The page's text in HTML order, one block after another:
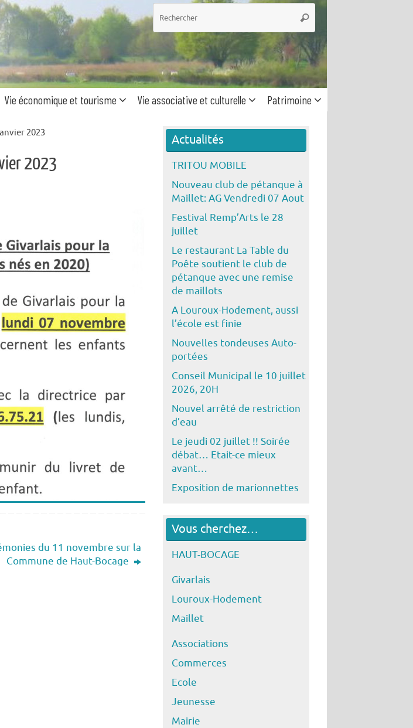
Recherche
pour
Rechercher
Vie économique et tourisme Vie associative et culturelle Patrimoine
2023
2023
du 11 novembre sur la
Commune de Haut-Bocage
Actualités
TRITOU MOBILE
Nouveau club de pétanque à
Maillet: AG Vendredi 07 Aout
Festival Remp’Arts le 28
juillet
Le restaurant La Table du
Poête soutient le club de
pétanque avec une remise
de maillots
A Louroux-Hodement, aussi
l’école est finie
Nouvelles tondeuses Auto-
portées
Conseil Municipal le 10 juillet
2026, 20H
Nouvel arrêté de restriction
d’eau
Le jeudi 02 juillet !! Soirée
débat… Etait-ce mieux
avant…
Exposition de marionnettes
Vous cherchez…
HAUT-BOCAGE
Givarlais
Louroux-Hodement
Maillet
Associations
Commerces
Ecole
Jeunesse
Mairie